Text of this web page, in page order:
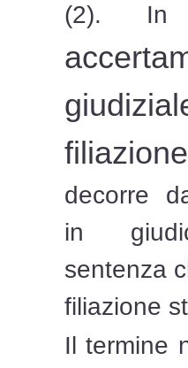
(2). In
decorre
in
sentenza
filiazione
Il termine